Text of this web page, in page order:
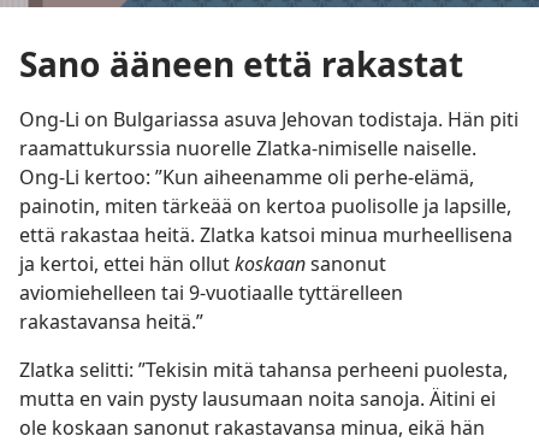
Sano ääneen että rakastat
Ong-Li on Bulgariassa asuva Jehovan todistaja. Hän piti
raamattukurssia nuorelle Zlatka-nimiselle naiselle.
Ong-Li kertoo: ”Kun aiheenamme oli perhe-elämä,
painotin, miten tärkeää on kertoa puolisolle ja lapsille,
että rakastaa heitä. Zlatka katsoi minua murheellisena
ja kertoi, ettei hän ollutkoskaansanonut
aviomiehelleen tai 9-vuotiaalle tyttärelleen
rakastavansa heitä.”
Zlatka selitti: ”Tekisin mitä tahansa perheeni puolesta,
mutta en vain pysty lausumaan noita sanoja. Äitini ei
ole koskaan sanonut rakastavansa minua, eikä hän